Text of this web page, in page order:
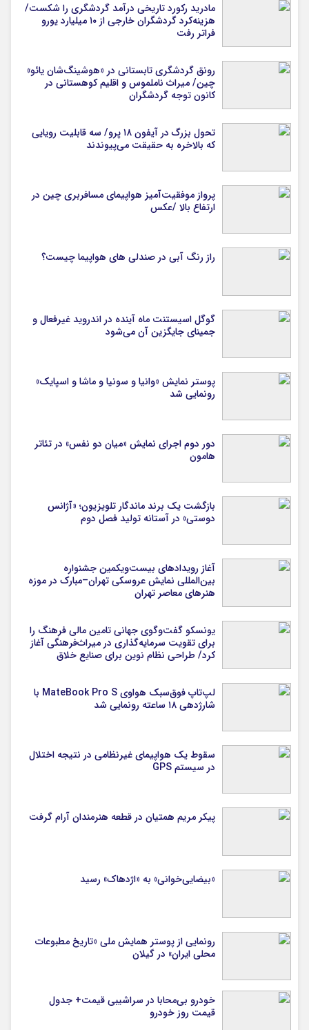
مادرید رکورد تاریخی درآمد گردشگری را شکست/
هزینه‌کرد گردشگران خارجی از ۱۰ میلیارد یورو
فراتر رفت
رونق گردشگری تابستانی در «هوشینگ‌شان یائو»
چین/ میراث ناملموس و اقلیم کوهستانی در
کانون توجه گردشگران
تحول بزرگ در آیفون ۱۸ پرو/ سه قابلیت رویایی
که بالاخره به حقیقت می‌پیوندند
پرواز موفقیت‌آمیز هواپیمای مسافربری چین در
ارتفاع بالا /عکس
راز رنگ آبی در صندلی های هواپیما چیست؟
گوگل اسیستنت ماه آینده در اندروید غیرفعال و
جمینای جایگزین آن می‌شود
پوستر نمایش «وانیا و سونیا و ماشا و اسپایک»
رونمایی شد
دور دوم اجرای نمایش «میان دو نفس» در تئاتر
هامون
بازگشت یک برند ماندگار تلویزیون؛ «آژانس
دوستی» در آستانه تولید فصل دوم
آغاز رویدادهای بیست‌ویکمین جشنواره
بین‌المللی نمایش عروسکی تهران–مبارک در موزه
هنرهای معاصر تهران
یونسکو گفت‌وگوی جهانی تامین مالی فرهنگ را
برای تقویت سرمایه‌گذاری در میراث‌فرهنگی آغاز
کرد/ طراحی نظام نوین برای صنایع خلاق
لپ‌تاپ فوق‌سبک هواوی MateBook Pro S با
شارژدهی ۱۸ ساعته رونمایی شد
سقوط یک هواپیمای غیرنظامی در نتیجه اختلال
در سیستم‌ GPS
پیکر مریم همتیان در قطعه هنرمندان آرام گرفت
«بیضایی‌خوانی» به «اژدهاک» رسید
رونمایی از پوستر همایش ملی «تاریخ مطبوعات
محلی ایران» در گیلان
خودرو بی‌محابا در سراشیبی قیمت+ جدول
قیمت روز خودرو